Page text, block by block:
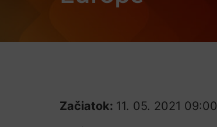
Začiatok: 11. 05. 2021 09:00